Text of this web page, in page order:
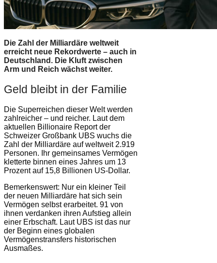
Die Zahl der Milliardäre weltweit
erreicht neue Rekordwerte – auch in
Deutschland. Die Kluft zwischen
Arm und Reich wächst weiter.
Geld bleibt in der Familie
Die Superreichen dieser Welt werden
zahlreicher – und reicher. Laut dem
aktuellen Billionaire Report der
Schweizer Großbank UBS wuchs die
Zahl der Milliardäre auf weltweit 2.919
Personen. Ihr gemeinsames Vermögen
kletterte binnen eines Jahres um 13
Prozent auf 15,8 Billionen US-Dollar.
Bemerkenswert: Nur ein kleiner Teil
der neuen Milliardäre hat sich sein
Vermögen selbst erarbeitet. 91 von
ihnen verdanken ihren Aufstieg allein
einer Erbschaft. Laut UBS ist das nur
der Beginn eines globalen
Vermögenstransfers historischen
Ausmaßes.